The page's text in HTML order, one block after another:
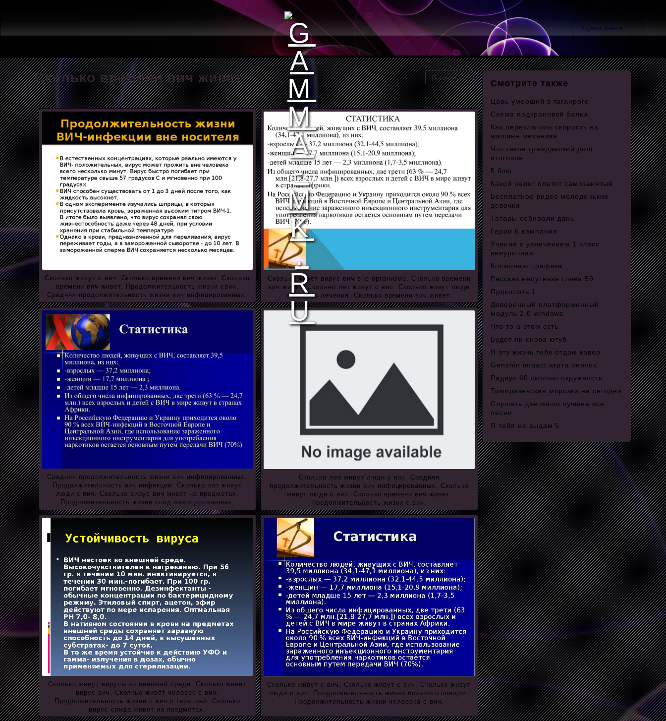
Удиви меня
Сколько времени вич живет Пожаловаться
Сколько живут с вич. Сколько времени вич живет. Сколько
времени вич живет. Продолжительность жизни свич.
Средняя продолжительность жизни вич инфицированных.
Сколько живёт вирус вич вне организма. Сколько времени
вич живет. Скольео лет живут с вис. Сколько живут люди
с вич без лечения. Сколько времени вич живет.
Средняя продолжительность жизни вич инфицированных.
Продолжительность вич инфекции. Сколько лет живут
люди с вич. Сколько вирус вич живет на предметах.
Продолжительность жизни спид инфицированных.
Сколько лео живут люди с вич. Средняя
продолжительность жизни вич инфицированных. Сколько
живут люди с вич. Сколько времени вич живет.
Продолжительность жизни с вич.
Сколько живут вирусы во внешней среде. Сколько живёт
вирус вич. Сколкьо живёт человек с вич.
Продолжительность жизни с вич с терапией. Сколько
вирус спида живет на предметах.
Сколько живут с вич. Сколько живут с вич. Сколько живут
люди с вич. Продолжительность жизни больного спидом.
Продолжительность жизни человека с вич.
Смотрите также
Царь умерший в таганроге
Схема подкрановой балки
Как переключить скорость на
машине механика
Что такое гражданский долг
итоговое
5 блю
Какой налог платит самозанятый
Бесплатное видео молоденькие
девочки
Татары собирали дань
Герои 6 кампания
Учение с увлечением 1 класс
внеурочная
Космонавт графика
Рассказ непутевая глава 59
Проколоть 1
Доверенный платформенный
модуль 2.0 windows
Что то а этом есть
Будет ли снова ютуб
Я эту жизнь тебе отдам кавер
Genshin impact карта перчик
Радиус 60 сколько окружность
Тимирязевская морозки на сегодня
Слушать две маши лучшее все
песни
Я тебя не выдам 5